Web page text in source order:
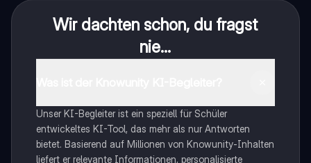
Wir dachten schon, du fragst
nie...
Unser KI-Begleiter ist ein speziell für Schüler
entwickeltes KI-Tool, das mehr als nur Antworten
bietet. Basierend auf Millionen von Knowunity-Inhalten
liefert er relevante Informationen, personalisierte